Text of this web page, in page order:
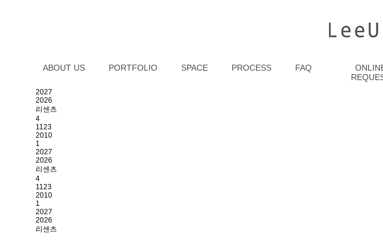
ABOUT US PORTFOLIO SPACE PROCESS FAQ
2027
2026
리센츠
4
1123
2010
1
2027
2026
리센츠
4
1123
2010
1
2027
2026
리센츠